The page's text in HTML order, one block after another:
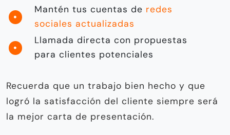
Mantén tus cuentas de redes
sociales actualizadas
Llamada directa con propuestas
para clientes potenciales
Recuerda que un trabajo bien hecho y que
logró la satisfacción del cliente siempre será
la mejor carta de presentación.